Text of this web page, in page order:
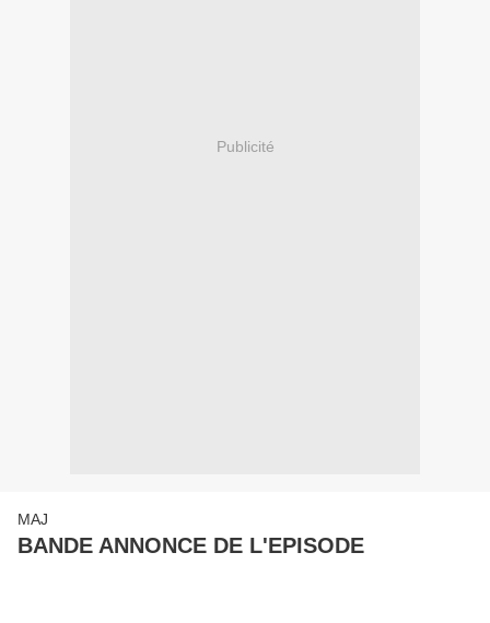
Publicité
MAJ
BANDE ANNONCE DE L'EPISODE